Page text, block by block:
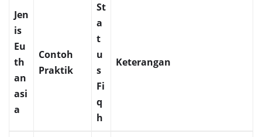
Jen
is
Eu
th
an
asi
a
Contoh
Praktik
St
a
t
u
s
Fi
q
h
Keterangan